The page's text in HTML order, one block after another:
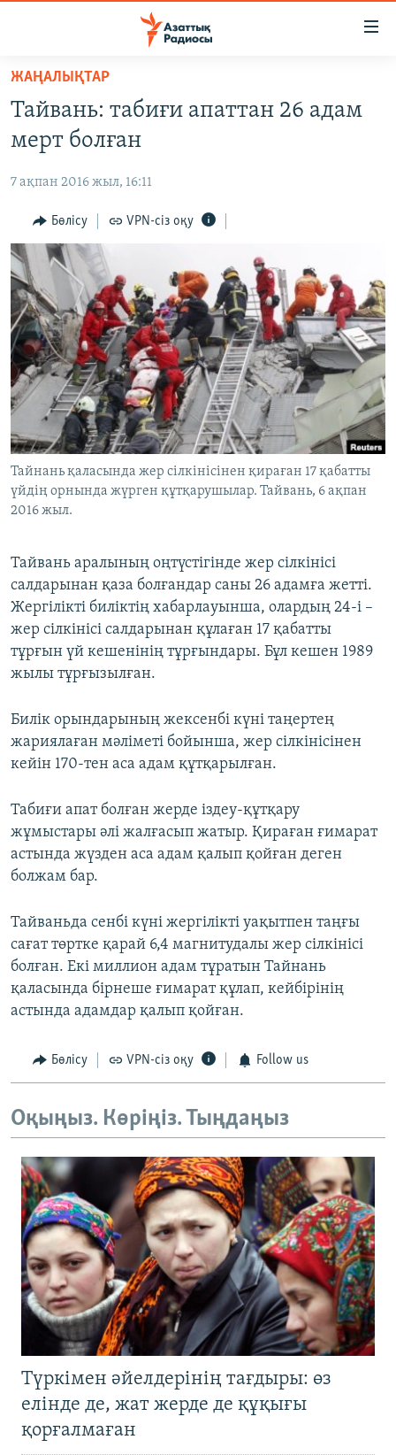
Skip
main
content
to
Navigation
Skip
to
Search
AZATTYQTV
ҚАҢТАР ОҚИҒАСЫ
АДАМ ҚҰҚЫҚТАРЫ
ӘЛЕУМЕТ
ӘЛЕМ
АРНАЙЫ ЖОБАЛАР
Русский
ЖАЗЫЛЫҢЫЗ
Басқа тілдерде
ЖАҢАЛЫҚТАР
Тайвань: табиғи апаттан 26 адам
мерт болған
7 ақпан 2016 жыл, 16:11
Бөлісу VPN-сіз оқу
Тайнань қаласында жер сілкінісінен қираған 17 қабатты
үйдің орнында жүрген құтқарушылар. Тайвань, 6 ақпан
2016 жыл.
Тайвань аралының оңтүстігінде жер сілкінісі
салдарынан қаза болғандар саны 26 адамға жетті.
Жергілікті биліктің хабарлауынша, олардың 24-і –
жер сілкінісі салдарынан құлаған 17 қабатты
тұрғын үй кешенінің тұрғындары. Бұл кешен 1989
жылы тұрғызылған.
Билік орындарының жексенбі күні таңертең
жариялаған мәліметі бойынша, жер сілкінісінен
кейін 170-тен аса адам құтқарылған.
Табиғи апат болған жерде іздеу-құтқару
жұмыстары әлі жалғасып жатыр. Қираған ғимарат
астында жүзден аса адам қалып қойған деген
болжам бар.
Тайваньда сенбі күні жергілікті уақытпен таңғы
сағат төртке қарай 6,4 магнитудалы жер сілкінісі
болған. Екі миллион адам тұратын Тайнань
қаласында бірнеше ғимарат құлап, кейбірінің
астында адамдар қалып қойған.
Бөлісу VPN-сіз оқу Follow us
Оқыңыз. Көріңіз. Тыңдаңыз
Түркімен әйелдерінің тағдыры: өз
елінде де, жат жерде де құқығы
қорғалмаған